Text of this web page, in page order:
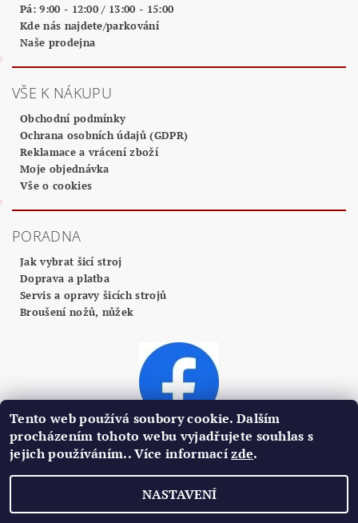
Pá: 9:00 - 12:00 / 13:00 - 15:00
Kde nás najdete/parkování
Naše prodejna
VŠE K NÁKUPU
Obchodní podmínky
Ochrana osobních údajů (GDPR)
Reklamace a vrácení zboží
Moje objednávka
Vše o cookies
PORADNA
Jak vybrat šicí stroj
Doprava a platba
Servis a opravy šicích strojů
Broušení nožů, nůžek
2026 ©Profi Centrum Plzeň, všechna práva vyhrazena
Vytvořil Shoptet
Tento web používá soubory cookie. Dalším
procházením tohoto webu vyjadřujete souhlas s
jejich používáním.. Více informacízde.
NASTAVENÍ